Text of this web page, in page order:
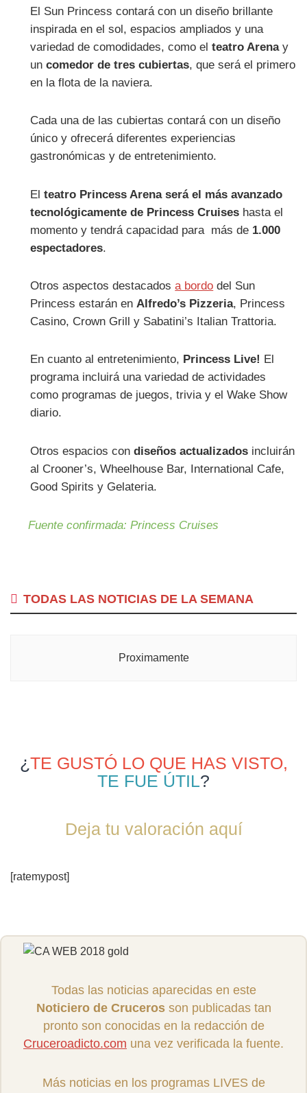
El Sun Princess contará con un diseño brillante
inspirada en el sol, espacios ampliados y una
variedad de comodidades, como elteatro Arenay
uncomedor de tres cubiertas, que será el primero
en la flota de la naviera.
Cada una de las cubiertas contará con un diseño
único y ofrecerá diferentes experiencias
gastronómicas y de entretenimiento.
Elteatro Princess Arena será el más avanzado
tecnológicamente de Princess Cruises hasta el
momento y tendrá capacidad para más de 1.000
espectadores.
Otros aspectos destacadosa bordo del Sun
Princess estarán enAlfredo’s Pizzeria, Princess
Casino, Crown Grill y Sabatini’s Italian Trattoria.
En cuanto al entretenimiento, Princess Live! El
programa incluirá una variedad de actividades
como programas de juegos, trivia y el Wake Show
diario.
Otros espacios con diseños actualizados incluirán
al Crooner’s, Wheelhouse Bar, International Cafe,
Good Spirits y Gelateria.
Fuente confirmada: Princess Cruises
TODAS LAS NOTICIAS DE LA SEMANA
Proximamente
¿TE GUSTÓ LO QUE HAS VISTO,
TE FUE ÚTIL?
Deja tu valoración aquí
[ratemypost]
Todas las noticias aparecidas en este
Noticiero de Crucerosson publicadas tan
pronto son conocidas en la redacción de
Cruceroadicto.com una vez verificada la fuente.
Más noticias en los programas LIVES de